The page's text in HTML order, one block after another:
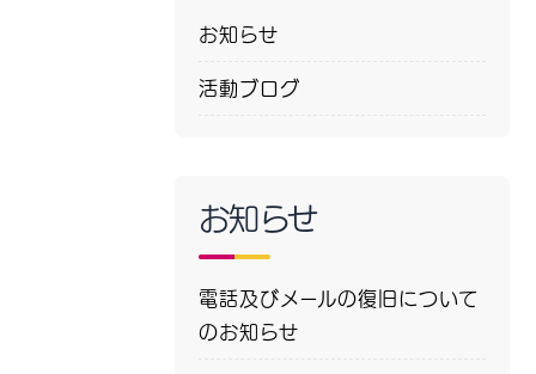
お知らせ
活動ブログ
お知らせ
電話及びメールの復旧について
のお知らせ